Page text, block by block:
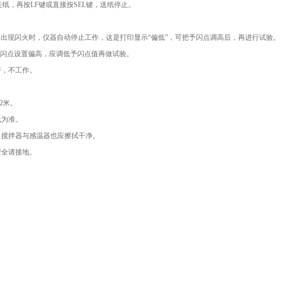
，再按LF键或直接按SEL键，送纸停止。
火时，仪器自动停止工作，这是打印显示“偏低”，可把予闪点调高后，再进行试验。
设置偏高，应调低予闪点值再做试验。
不工作。
。
准。
器与感温器也应擦拭干净。
请接地。